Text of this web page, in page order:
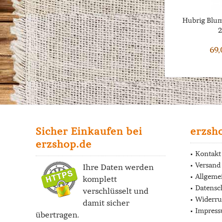
Hubrig
Sicher Einkaufen bei
erzshop.de
Ihre Daten werden
komplett
verschlüsselt und
damit sicher
übertragen.